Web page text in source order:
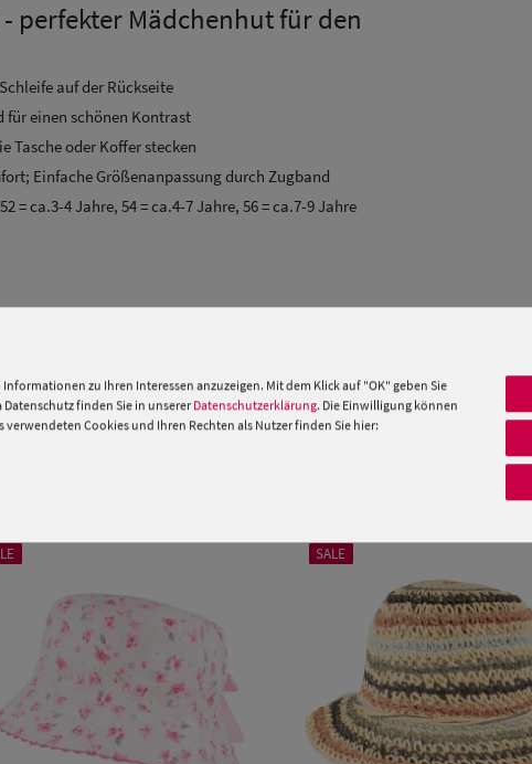
perfekter Mädchenhut für den
auf der Rückseite
für einen schönen Kontrast
Tasche oder Koffer stecken
Einfache Größenanpassung durch Zugband
= ca.3-4 Jahre, 54 = ca.4-7 Jahre, 56 = ca.7-9 Jahre
Schleife. Made in Italy!
»
SALE
zu Ihren Interessen anzuzeigen. Mit dem Klick auf "OK" geben Sie
finden Sie in unserer Datenschutzerklärung. Die Einwilligung können
Cookies und Ihren Rechten als Nutzer finden Sie hier: